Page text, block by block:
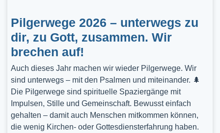
Pilgerwege 2026 – unterwegs zu
dir, zu Gott, zusammen. Wir
brechen auf!
Auch dieses Jahr machen wir wieder Pilgerwege. Wir
sind unterwegs – mit den Psalmen und miteinander. 🌲
Die Pilgerwege sind spirituelle Spaziergänge mit
Impulsen, Stille und Gemeinschaft. Bewusst einfach
gehalten – damit auch Menschen mitkommen können,
die wenig Kirchen- oder Gottesdiensterfahrung haben.